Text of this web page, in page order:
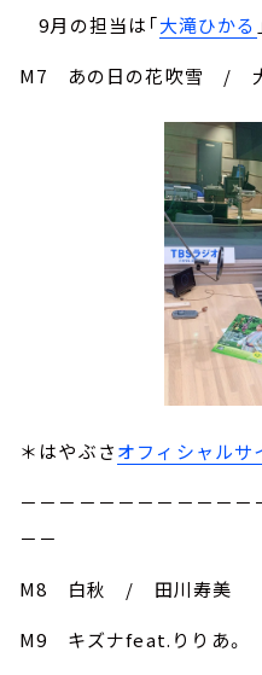
9月の担当は「大滝ひかる
M7 あの日の花吹雪 / 大
＊はやぶさオフィシャルサ
－－－－－－－－－－－
－－
M8 白秋 / 田川寿美
M9 キズナfeat.りりあ